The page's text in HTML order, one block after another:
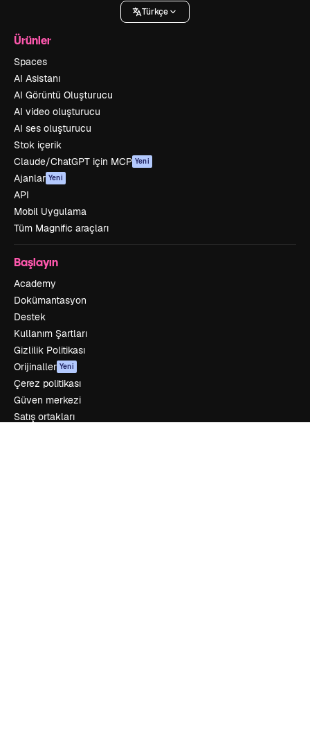
Türkçe
Ürünler
Spaces
AI Asistanı
AI Görüntü Oluşturucu
AI video oluşturucu
AI ses oluşturucu
Stok içerik
Claude/ChatGPT için MCP Yeni
Ajanlar Yeni
API
Mobil Uygulama
Tüm Magnific araçları
Başlayın
Academy
Dokümantasyon
Destek
Kullanım Şartları
Gizlilik Politikası
Orijinaller Yeni
Çerez politikası
Güven merkezi
Satış ortakları